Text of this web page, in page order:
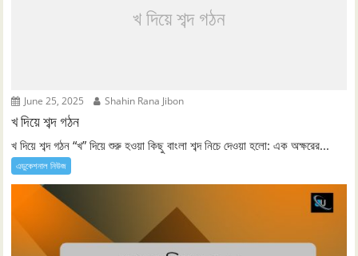
খ দিয়ে শব্দ গঠন
June 25, 2025 Shahin Rana Jibon
খ দিয়ে শব্দ গঠন
খ দিয়ে শব্দ গঠন “খ” দিয়ে শুরু হওয়া কিছু বাংলা শব্দ নিচে দেওয়া হলো: এক অক্ষরের...
এডুকেশনাল নিউজ